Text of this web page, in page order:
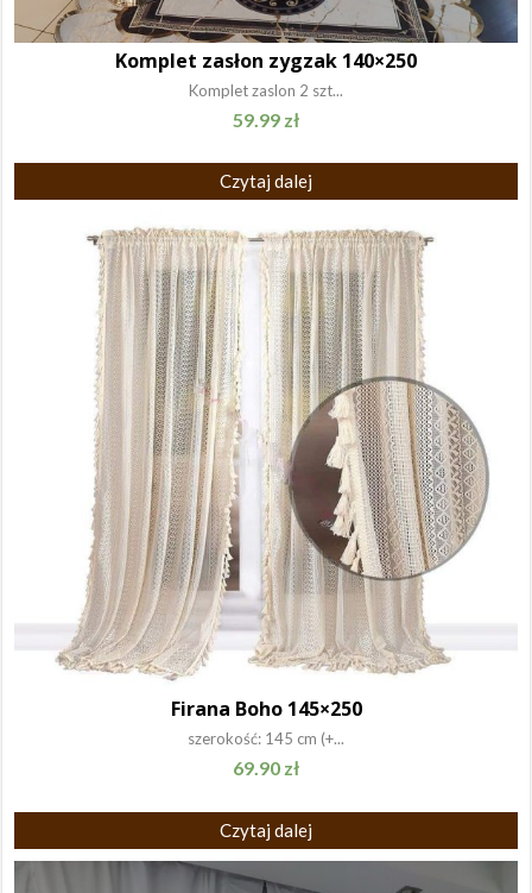
Komplet zasłon zygzak 140×250
Komplet zaslon 2 szt...
59.99 zł
Czytaj dalej
Firana Boho 145×250
szerokość: 145 cm (+...
69.90 zł
Czytaj dalej